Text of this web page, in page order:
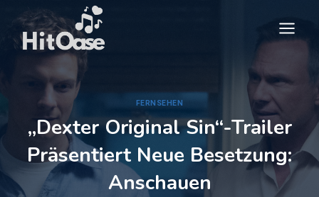
Inhalt
springen
FERNSEHEN
„Dexter Original Sin“-Trailer
Präsentiert Neue Besetzung:
Anschauen